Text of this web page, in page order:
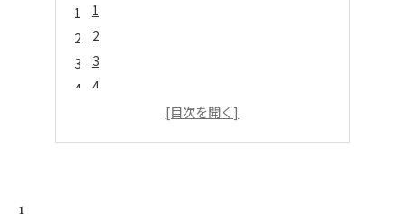
1
2
3
4
1